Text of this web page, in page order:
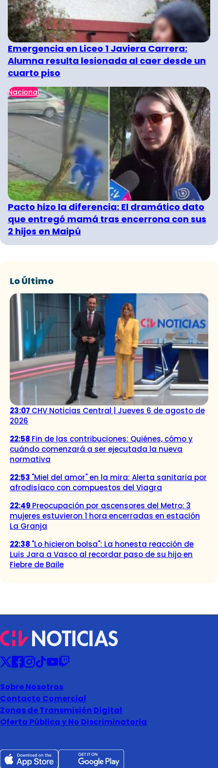
Emergencia en Liceo 1 Javiera Carrera:
Alumna resulta lesionada al caer desde un
cuarto piso
Nacional
Pacto hizo la diferencia: El dramático dato
que entregó mamá tras encerrona con sus
2 hijos en Maipú
Lo Último
23:07 CHV Noticias Central | Jueves 6 de agosto de
2026
22:58 Fin de las contribuciones: Quiénes, cómo y
cuándo comenzará a ser ejecutada la nueva
normativa
22:53 "Miel del amor" en la mira: Alerta sanitaria por
afrodisíaco con compuestos del Viagra
22:49 Preocupación por ascensores del Metro: 3
mujeres estuvieron 1 hora encerradas en estación
La Granja
22:38 "Lo hicieron bolsa": La honesta reacción de
Luis Jara a Vasco al recordar paso de su hijo en
Fiebre de Baile
Sobre Nosotros
Contacto Comercial
Zonas de Transmisión Digital
Oferta Pública y No Discriminatoria